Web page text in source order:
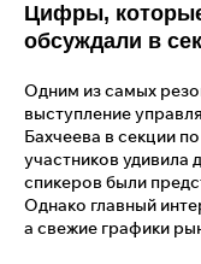
Цифры,
обсуждали в
Одним из самых
выступление
Бахчеева в секции
участников удивила
спикеров были
Однако главный
а свежие графики